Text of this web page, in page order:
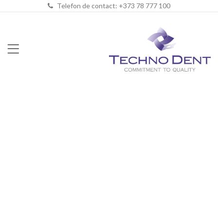
Telefon de contact: +373 78 777 100